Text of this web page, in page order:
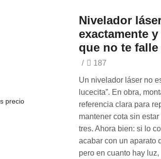
Nivelador
exactamente
que no te falle
/ 187
Un nivelador láser no
lucecita”. En obra,
referencia clara para
mantener cota sin
tres. Ahora bien: si lo
acabar con un aparato
pero en cuanto hay